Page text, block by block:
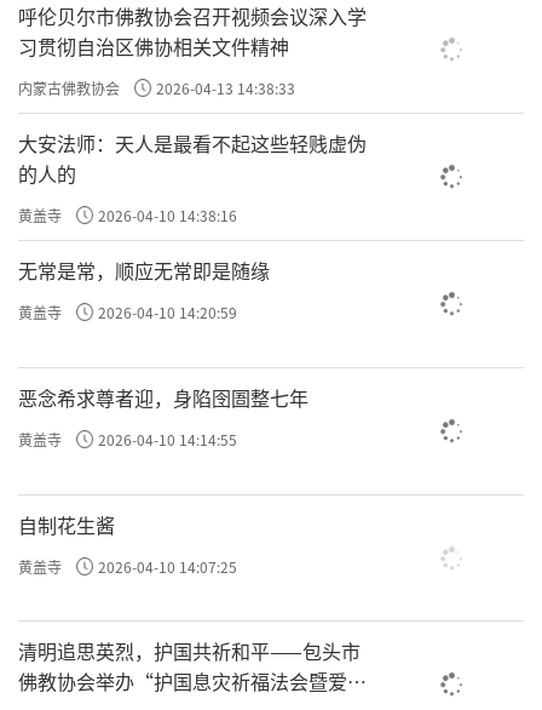
呼伦贝尔市佛教协会召开视频会议深入学
习贯彻自治区佛协相关文件精神
内蒙古佛教协会 2026-04-13 14:38:33
大安法师：天人是最看不起这些轻贱虚伪
的人的
黄盖寺 2026-04-10 14:38:16
无常是常，顺应无常即是随缘
黄盖寺 2026-04-10 14:20:59
恶念希求尊者迎，身陷囹圄整七年
黄盖寺 2026-04-10 14:14:55
自制花生酱
黄盖寺 2026-04-10 14:07:25
清明追思英烈，护国共祈和平——包头市
佛教协会举办“护国息灾祈福法会暨爱国